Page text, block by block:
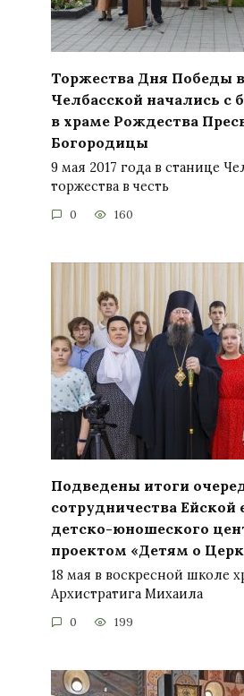
Торжества Дня Победы
Челбасской начались с
в храме Рождества
Богородицы
9 мая 2017 года в станице
торжества в честь
0 160
Подведены итоги
сотрудничества Ейской
детско-юношеского
проектом «Детям о
18 мая в воскресной школе
Архистратига Михаила
0 199